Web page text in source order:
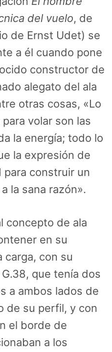
del vuelo, de
de Ernst Udet) se
a él cuando pone
constructor de
alegato del ala
otras cosas, «Lo
volar son las
la energía; todo lo
la expresión de
para construir un
la sana razón».
concepto de ala
en su
carga, con su
que tenía dos
a ambos lados de
de su perfil, y con
el borde de
a los